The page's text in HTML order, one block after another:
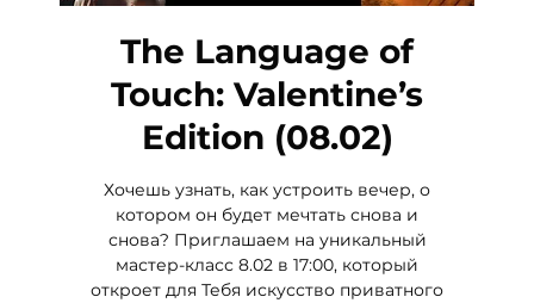
The Language of
Touch: Valentine’s
Edition (08.02)
Хочешь узнать, как устроить вечер, о
котором он будет мечтать снова и
снова? Приглашаем на уникальный
мастер-класс 8.02 в 17:00, который
откроет для Тебя искусство приватного